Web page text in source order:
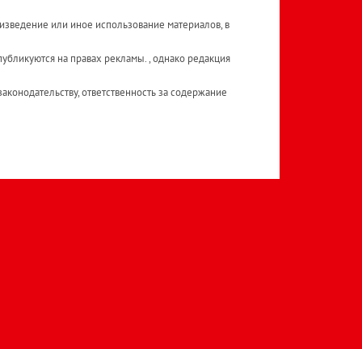
или иное использование материалов, в
на правах рекламы. , однако редакция
ответственность за содержание